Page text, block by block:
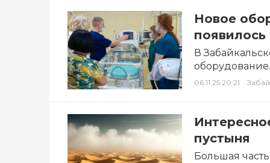
Новое
появилось
В
реанимации и
06.11.25 20:21
пустыня
Большая